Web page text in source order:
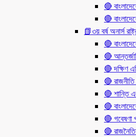
🔴
🔴
📗৩য় বর্ষ অনার্স
🔴
🔴
🔴 দক্ষিণ
🔴
🔴 শান্তি
🔴
🔴 গবেষণা
🔴